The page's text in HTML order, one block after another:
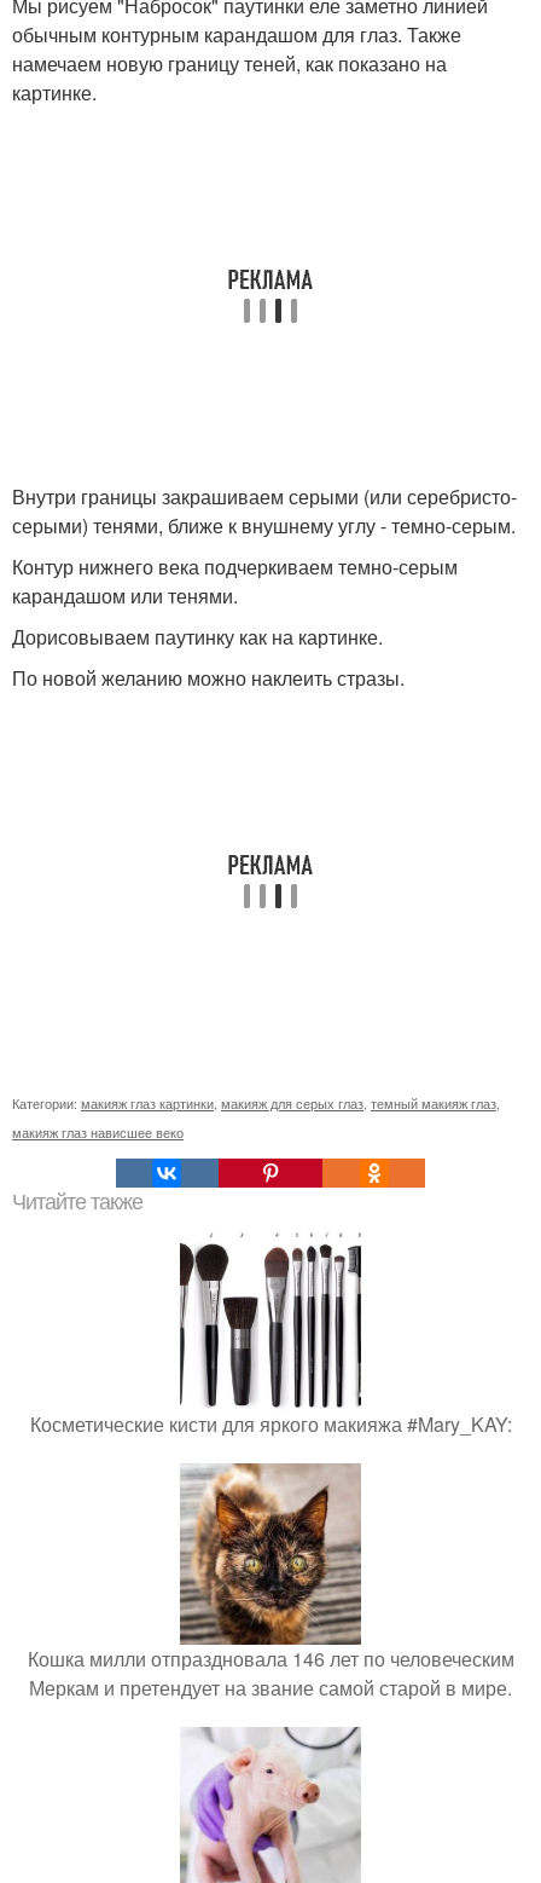
Мы рисуем "Набросок" паутинки еле заметно линией
обычным контурным карандашом для глаз. Также
намечаем новую границу теней, как показано на
картинке.
Внутри границы закрашиваем серыми (или серебристо-
серыми) тенями, ближе к внушнему углу - темно-серым.
Контур нижнего века подчеркиваем темно-серым
карандашом или тенями.
Дорисовываем паутинку как на картинке.
По новой желанию можно наклеить стразы.
Категории: макияж глаз картинки, макияж для серых глаз, темный макияж глаз,
макияж глаз нависшее веко
Читайте также
Косметические кисти для яркого макияжа #Mary_KAY:
Кошка милли отпраздновала 146 лет по человеческим
Меркам и претендует на звание самой старой в мире.